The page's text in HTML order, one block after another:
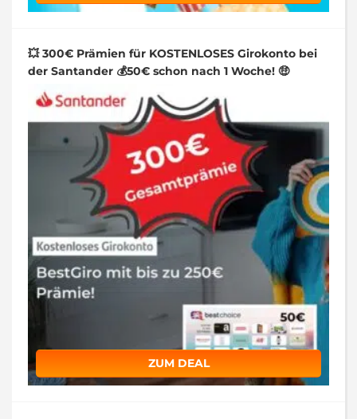
💥 300€ Prämien für KOSTENLOSES Girokonto bei
der Santander 💰50€ schon nach 1 Woche! 🤑
ZUM DEAL